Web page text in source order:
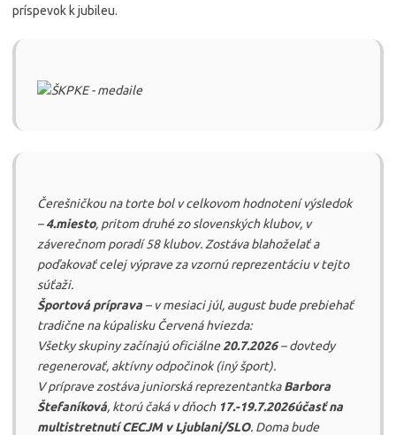
príspevok k jubileu.
Čerešničkou na torte bol v celkovom hodnotení výsledok
–4.miesto, pritom druhé zo slovenských klubov, v
záverečnom poradí 58 klubov. Zostáva blahoželať a
poďakovať celej výprave za vzornú reprezentáciu v tejto
súťaži.
Športová príprava – v mesiaci júl, august bude prebiehať
tradične na kúpalisku Červená hviezda:
Všetky skupiny začínajú oficiálne20.7.2026– dovtedy
regenerovať, aktívny odpočinok (iný šport).
V príprave zostáva juniorská reprezentantkaBarbora
Štefaníková, ktorú čaká v dňoch 17.-19.7.2026účasť na
multistretnutí CECJM v Ljublani/SLO. Doma bude